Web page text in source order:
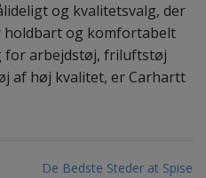
og kvalitetsvalg, der
holdbart og komfortabelt
for arbejdstøj, friluftstøj
af høj kvalitet, er Carhartt
De Bedste Steder at Spise